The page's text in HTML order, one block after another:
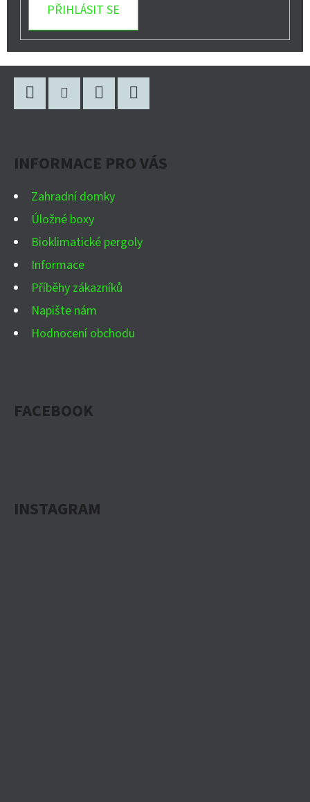
PŘIHLÁSIT SE
INFORMACE PRO VÁS
Zahradní domky
Úložné boxy
Bioklimatické pergoly
Informace
Příběhy zákazníků
Napište nám
Hodnocení obchodu
FACEBOOK
INSTAGRAM